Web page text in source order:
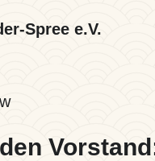
Spree e.V.